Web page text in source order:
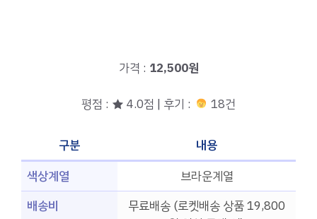
가격 : 12,500원
평점 : ★ 4.0점 | 후기 : 18건
구분
내용
색상계열
브라운계열
배송비
무료배송 (로켓배송 상품 19,800